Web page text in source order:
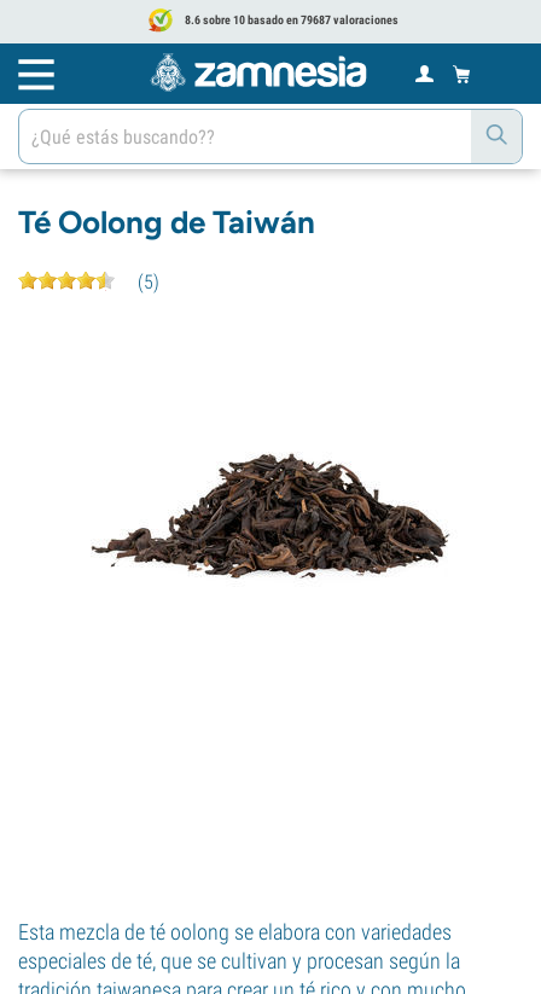
8.6 sobre 10 basado en 79687 valoraciones
Té Oolong de Taiwán
(5)
Esta mezcla de té oolong se elabora con variedades
especiales de té, que se cultivan y procesan según la